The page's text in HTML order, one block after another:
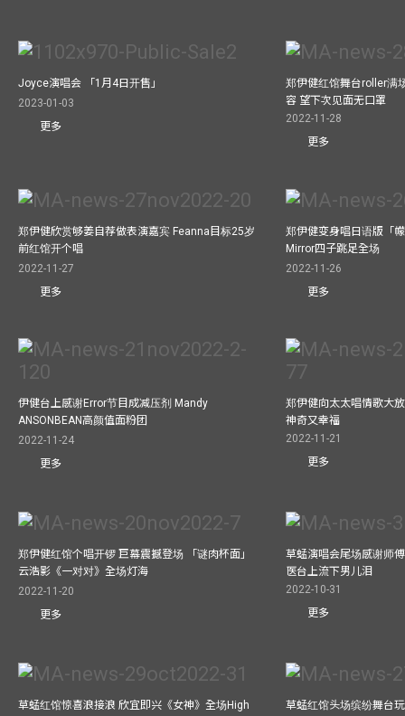
Joyce演唱会 「1月4日开售」
2023-01-03
更多
郑伊健红馆舞台roller满
容 望下次见面无口罩
2022-11-28
更多
郑伊健欣赏够姜自荐做表演嘉宾 Feanna目标25岁
前红馆开个唱
2022-11-27
更多
郑伊健变身唱日语版「
Mirror四子跳足全场
2022-11-26
更多
伊健台上感谢Error节目成减压剂 Mandy
ANSONBEAN高颜值面粉团
2022-11-24
更多
郑伊健向太太唱情歌大
神奇又幸福
2022-11-21
更多
郑伊健红馆个唱开锣 巨幕震撼登场 「谜肉杯面」
云浩影《一对对》全场灯海
2022-11-20
更多
草蜢演唱会尾场感谢师
医台上流下男儿泪
2022-10-31
更多
草蜢红馆惊喜浪接浪 欣宜即兴《女神》全场High
草蜢红馆头场缤纷舞台